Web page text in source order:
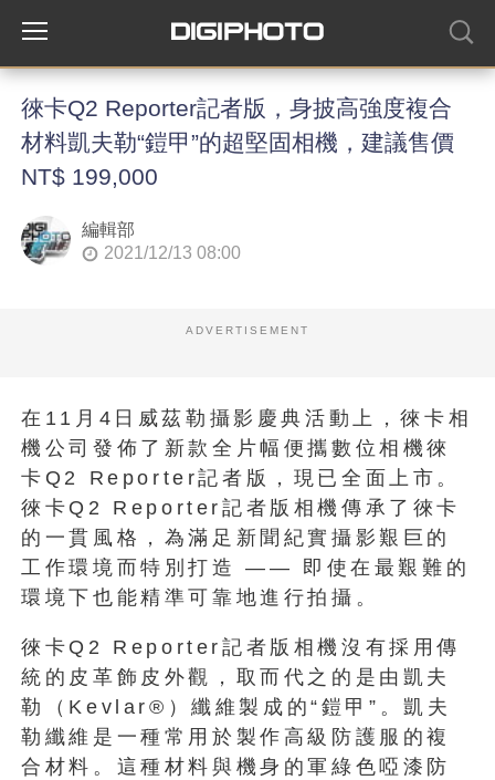
徠卡Q2 Reporter記者版，身披高強度複合
材料凱夫勒“鎧甲”的超堅固相機，建議售價
NT$ 199,000
編輯部
2021/12/13 08:00
ADVERTISEMENT
在11月4日威茲勒攝影慶典活動上，徠卡相
機公司發佈了新款全片幅便攜數位相機徠
卡Q2 Reporter記者版，現已全面上市。
徠卡Q2 Reporter記者版相機傳承了徠卡
的一貫風格，為滿足新聞紀實攝影艱巨的
工作環境而特別打造 —— 即使在最艱難的
環境下也能精準可靠地進行拍攝。
徠卡Q2 Reporter記者版相機沒有採用傳
統的皮革飾皮外觀， 取而代之的是由凱夫
勒（Kevlar®）纖維製成的“鎧甲”。凱夫
勒纖維是一種常用於製作高級防護服的複
合材料。 這種材料與機身的軍綠色啞漆防